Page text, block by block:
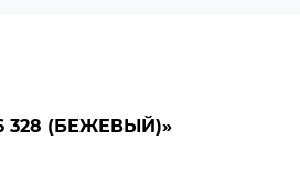
328 (БЕЖЕВЫЙ)»